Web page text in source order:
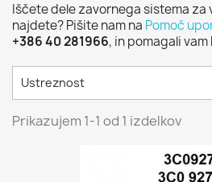
Iščete dele zavornega sistema za
najdete? Pišite nam na Pomoč
+386 40 281966, in pomagali vam
Ustreznost
Prikazujem 1-1 od 1 izdelkov